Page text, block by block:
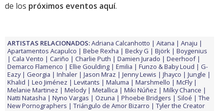
de los próximos eventos aquí.
ARTISTAS RELACIONADOS:Adriana Calcanhotto Aitana
Anaju
Apartamentos Acapulco
Bebe Rexha Becky G Björk
Boygenius
Cala Vento
Cariño Charlie Puth Damien Jurado
Deerhoof
Demarco Flamenco
Ellie Goulding Emilia Funzo & Baby Loud
G-
Eazy
Georgia Inhaler Jason Mraz Jenny Lewis Jhayco
Jungle
Khalid
Leo Jiménez Levitants Maluma Marshmello
McFly
Melanie Martinez
Melody Metallica Miki Núñez
Milky Chance
Natti Natasha
Nyno Vargas Ozuna Phoebe Bridgers Siloé
The
New Pornographers
Triángulo de Amor Bizarro Tyler the Creator